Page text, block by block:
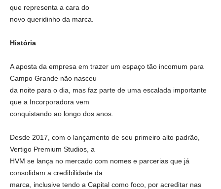
que representa a cara do
novo queridinho da marca.
História
A aposta da empresa em trazer um espaço tão incomum para
Campo Grande não nasceu
da noite para o dia, mas faz parte de uma escalada importante
que a Incorporadora vem
conquistando ao longo dos anos.
Desde 2017, com o lançamento de seu primeiro alto padrão,
Vertigo Premium Studios, a
HVM se lança no mercado com nomes e parcerias que já
consolidam a credibilidade da
marca, inclusive tendo a Capital como foco, por acreditar nas